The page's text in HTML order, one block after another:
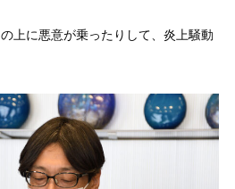
上に悪意が乗ったりして、炎上騒動